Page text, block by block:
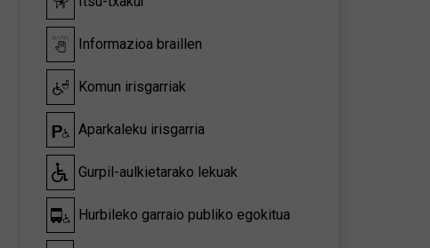
Informazioa braillen
Komun irisgarriak
Aparkaleku irisgarria
Gurpil-aulkietarako lekuak
Hurbileko garraio publiko egokitua